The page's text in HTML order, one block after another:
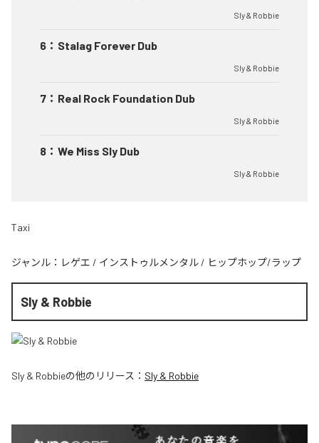
Sly & Robbie
6 ： Stalag Forever Dub
Sly & Robbie
7 ： Real Rock Foundation Dub
Sly & Robbie
8 ： We Miss Sly Dub
Sly & Robbie
Taxi
ジャンル： レゲエ / インストゥルメンタル / ヒップホップ/ラップ
Sly & Robbie
Sly & Robbieの他のリリース： Sly & Robbie